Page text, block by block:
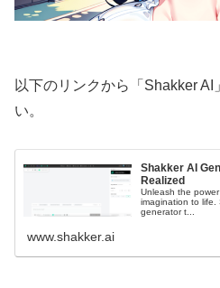
以下のリンクから「Shakker AI
い。
Shakker AI
Realized
Unleash the
imagination to life.
generator t...
www.shakker.ai